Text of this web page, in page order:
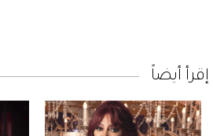
إقرأ أيضاً